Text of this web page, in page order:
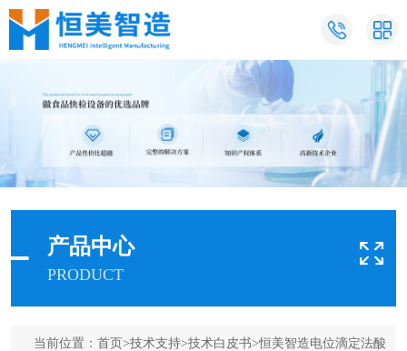
产品中心
PRODUCT
当前位置： 首页 >技术支持>技术白皮书>恒美智造电位滴定法酸